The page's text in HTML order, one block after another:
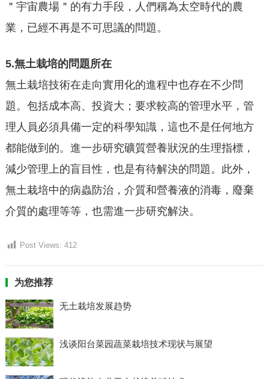
＂宇宙農場＂的有力手段，人們稱為太空時代的農
業，已經不再是不可思議的問題。
5.無土栽培的問題所在
無土栽培技術在走向實用化的進程中也存在不少問
題。包括成本高、投資大；要求較高的管理水平，管
理人員必須具備一定的科學知識，這也不是任何地方
都能做到的。進一步研究礦質營養狀況的生理指標，
減少管理上的盲目性，也是有待解決的問題。此外，
無土栽培中的病蟲防治，介質和營養液的消毒，廢棄
介質的處理等等，也需進一步研究解決。
Post Views: 412
为您推荐
无土栽培发展趋势
浅谈阳台菜园蔬菜栽培技术现状与展望